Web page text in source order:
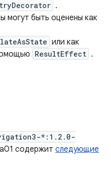
.
могут быть оценены как
или как
ResultEffect .
*:1.2.0-
содержит следующие